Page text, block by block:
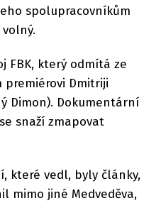
spolupracovníkům
FBK, který odmítá ze
Dmitriji
Dimon). Dokumentární
snaží zmapovat
které vedl, byly články,
mimo jiné Medveděva,